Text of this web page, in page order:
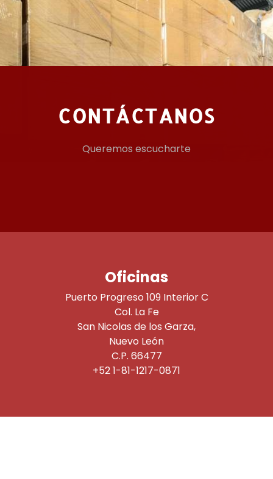
CONTÁCTANOS
Queremos escucharte
Oficinas
Puerto Progreso 109 Interior C
Col. La Fe
San Nicolas de los Garza,
Nuevo León
C.P. 66477
+52 1-81-1217-0871